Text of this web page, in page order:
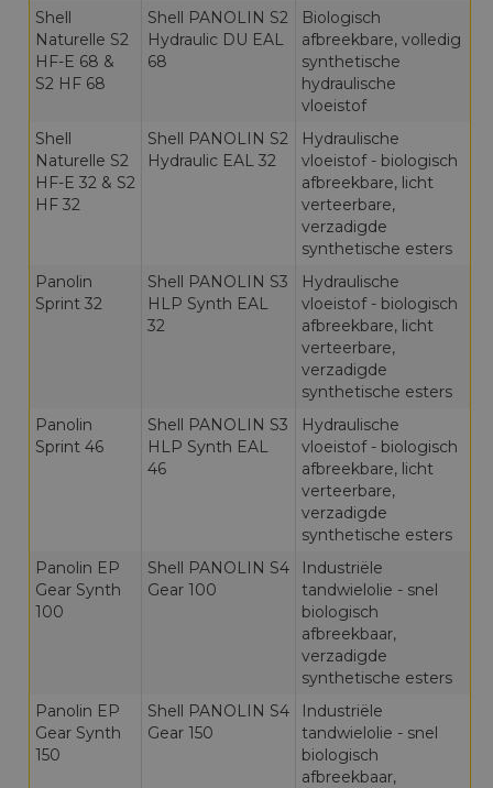
Shell
Naturelle S2
HF-E 68 &
S2 HF 68
Shell PANOLIN S2
Hydraulic DU EAL
68
Biologisch
afbreekbare, volledig
synthetische
hydraulische
vloeistof
Shell
Naturelle S2
HF-E 32 & S2
HF 32
Shell PANOLIN S2
Hydraulic EAL 32
Hydraulische
vloeistof - biologisch
afbreekbare, licht
verteerbare,
verzadigde
synthetische esters
Panolin
Sprint 32
Shell PANOLIN S3
HLP Synth EAL
32
Hydraulische
vloeistof - biologisch
afbreekbare, licht
verteerbare,
verzadigde
synthetische esters
Panolin
Sprint 46
Shell PANOLIN S3
HLP Synth EAL
46
Hydraulische
vloeistof - biologisch
afbreekbare, licht
verteerbare,
verzadigde
synthetische esters
Panolin EP
Gear Synth
100
Shell PANOLIN S4
Gear 100
Industriële
tandwielolie - snel
biologisch
afbreekbaar,
verzadigde
synthetische esters
Panolin EP
Gear Synth
150
Shell PANOLIN S4
Gear 150
Industriële
tandwielolie - snel
biologisch
afbreekbaar,